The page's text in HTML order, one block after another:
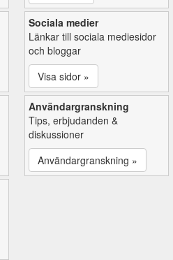
Sociala medier
Länkar till sociala mediesidor
och bloggar
Visa sidor »
Användargranskning
Tips, erbjudanden &
diskussioner
Användargranskning »